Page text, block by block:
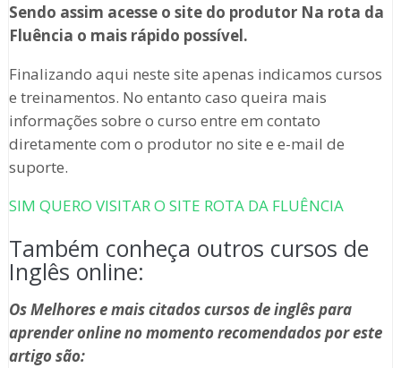
Sendo assim acesse o site do produtor Na rota da
Fluência o mais rápido possível.
Finalizando aqui neste site apenas indicamos cursos
e treinamentos. No entanto caso queira mais
informações sobre o curso entre em contato
diretamente com o produtor no site e e-mail de
suporte.
SIM QUERO VISITAR O SITE ROTA DA FLUÊNCIA
Também conheça outros cursos de
Inglês online:
Os Melhores e mais citados cursos de inglês para
aprender online no momento recomendados por este
artigo são: